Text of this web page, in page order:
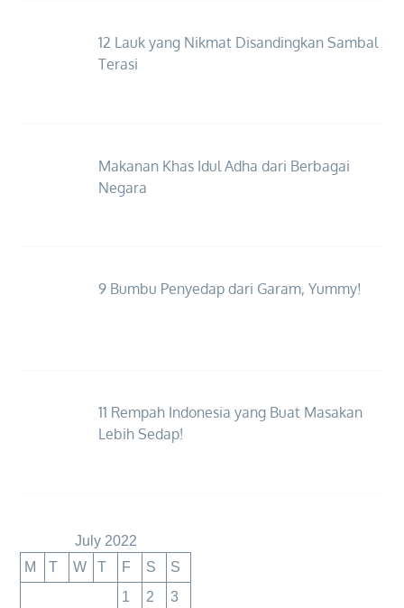
12 Lauk yang Nikmat Disandingkan Sambal
Terasi
Makanan Khas Idul Adha dari Berbagai
Negara
9 Bumbu Penyedap dari Garam, Yummy!
11 Rempah Indonesia yang Buat Masakan
Lebih Sedap!
July 2022
M
T W T F S
S
1
2 3